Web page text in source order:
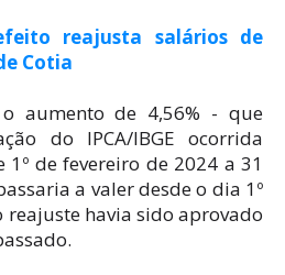
reajusta salários de
Cotia
aumento de 4,56% - que
do IPCA/IBGE ocorrida
de fevereiro de 2024 a 31
a valer desde o dia 1º
havia sido aprovado